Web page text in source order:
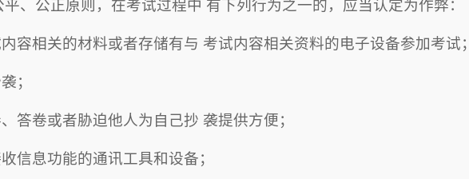
、公正原则，在考试过程中 有下列行为之一的，应当认定为作弊：
容相关的材料或者存储有与 考试内容相关资料的电子设备参加考试；
；
答卷或者胁迫他人为自己抄 袭提供方便；
信息功能的通讯工具和设备；